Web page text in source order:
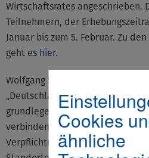
Cookies
ähnliche
Wirtschaftsrates angeschrieben.
Teilnehmern, der
Januar bis zum 5. Februar. Zu
geht es hier.
Wolfgang Steiger,
„Deutschlands Unternehmertum
grundlegenden Politikwechsel.
verbinden sich große
Verpflichtung zugleich. Um die